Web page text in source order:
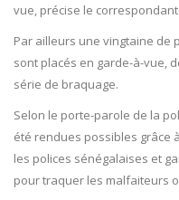
vue, précise le correspondant
Par ailleurs une vingtaine de
sont placés en garde-à-vue,
série de braquage.
Selon le porte-parole de la
été rendues possibles grâce
les polices sénégalaises et
pour traquer les malfaiteurs